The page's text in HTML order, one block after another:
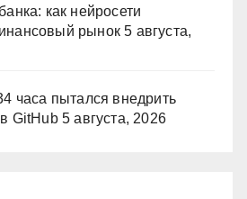
как нейросети
рынок 5 августа,
часа пытался внедрить
GitHub 5 августа, 2026